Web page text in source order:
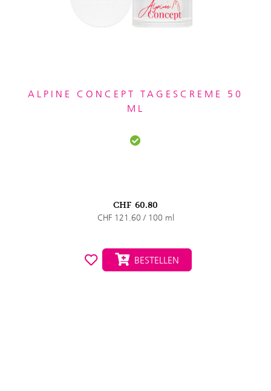
ALPINE CONCEPT TAGESCREME 50
ML
CHF 60.80
CHF 121.60 / 100 ml
BESTELLEN